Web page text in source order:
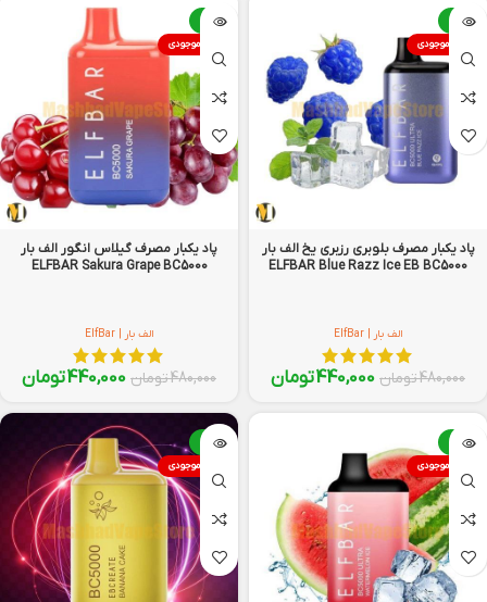
-8%
اتمام موجودی
پاد یکبار مصرف بلوبری رزبری یخ الف بار
ELFBAR Blue Razz Ice EB BC5000
الف بار | ElfBar
480,000تومان 440,000تومان
-8%
اتمام موجودی
پاد یکبار مصرف گیلاس انگور الف بار
ELFBAR Sakura Grape BC5000
الف بار | ElfBar
480,000تومان 440,000تومان
-8%
اتمام موجودی
-8%
اتمام موجودی